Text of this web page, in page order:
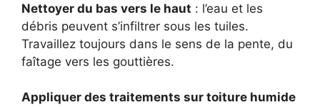
Nettoyer du bas vers le haut : l’eau et les
débris peuvent s’infiltrer sous les tuiles.
Travaillez toujours dans le sens de la pente, du
faîtage vers les gouttières.
Appliquer des traitements sur toiture humide